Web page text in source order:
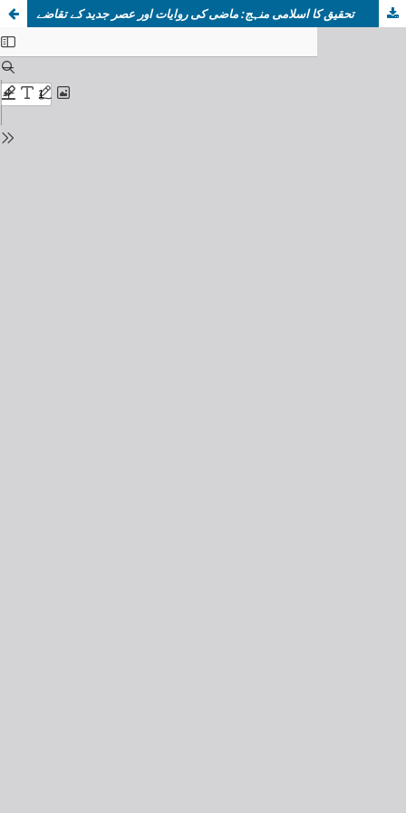
تحقیق کا اسلامی منہج: ماضی کی روایات اور عصر جدید کے تقاضے